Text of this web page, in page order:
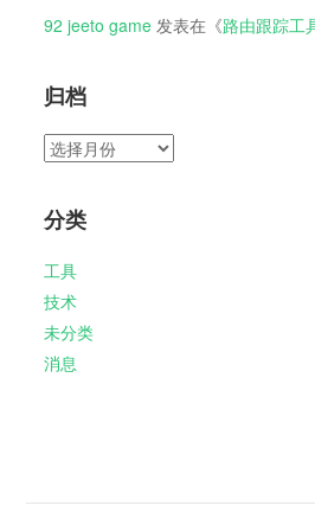
92 jeeto game发表在《路由跟踪工
归档
归
分类
工具
技术
未分类
消息